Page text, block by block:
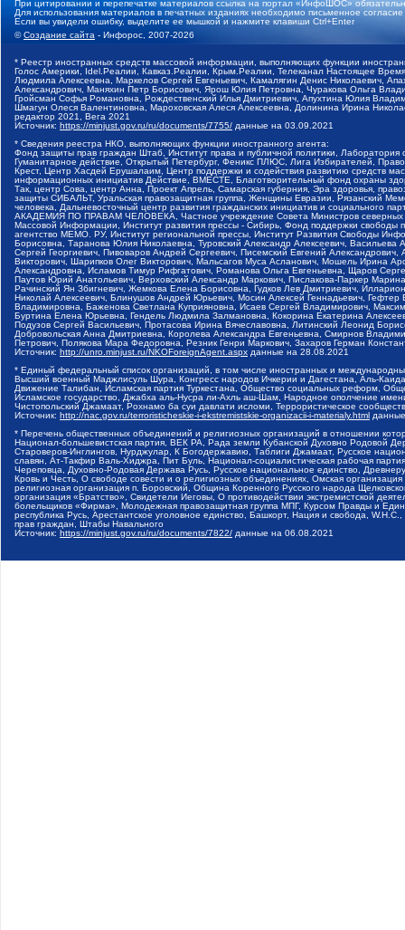
При цитировании и перепечатке материалов ссылка на портал «ИнфоШОС»
Для использования материалов в печатных изданиях необходимо письменное
Если вы увидели ошибку, выделите ее мышкой и нажмите клавиши Ctrl+Enter
©Создание сайта - Инфорос, 2007-2026
* Реестр иностранных средств массовой информации, выполняющих функции
Голос Америки, Idel.Реалии, Кавказ.Реалии, Крым.Реалии, Телеканал Настоящее
Людмила Алексеевна, Маркелов Сергей Евгеньевич, Камалягин Денис Николаевич,
Александрович, Маняхин Петр Борисович, Ярош Юлия Петровна, Чуракова Ольга
Гройсман Софья Романовна, Рождественский Илья Дмитриевич, Апухтина Юлия
Шмагун Олеся Валентиновна, Мароховская Алеся Алексеевна, Долинина Ирина
редактор 2021, Вега 2021
Источник: https://minjust.gov.ru/ru/documents/7755/ данные на 03.09.2021
* Сведения реестра НКО, выполняющих функции иностранного агента:
Фонд защиты прав граждан Штаб, Институт права и публичной политики,
Гуманитарное действие, Открытый Петербург, Феникс ПЛЮС, Лига Избирателей,
Крест, Центр Хасдей Ерушалаим, Центр поддержки и содействия развитию средств
информационных инициатив Действие, ВМЕСТЕ, Благотворительный фонд охраны
Так, центр Сова, центр Анна, Проект Апрель, Самарская губерния, Эра здоровья,
защиты СИБАЛЬТ, Уральская правозащитная группа, Женщины Евразии, Рязанский
человека, Дальневосточный центр развития гражданских инициатив и социального
АКАДЕМИЯ ПО ПРАВАМ ЧЕЛОВЕКА, Частное учреждение Совета Министров северных
Массовой Информации, Институт развития прессы - Сибирь, Фонд поддержки
агентство МЕМО. РУ, Институт региональной прессы, Институт Развития Свободы
Борисовна, Таранова Юлия Николаевна, Туровский Александр Алексеевич,
Сергей Георгиевич, Пивоваров Андрей Сергеевич, Писемский Евгений
Викторович, Шарипков Олег Викторович, Мальсагов Муса Асланович, Мошель Ирина
Александровна, Исламов Тимур Рифгатович, Романова Ольга Евгеньевна, Щаров
Паутов Юрий Анатольевич, Верховский Александр Маркович, Пислакова-Паркер
Рачинский Ян Збигневич, Жемкова Елена Борисовна, Гудков Лев Дмитриевич,
Николай Алексеевич, Блинушов Андрей Юрьевич, Мосин Алексей Геннадьевич,
Владимировна, Баженова Светлана Куприяновна, Исаев Сергей Владимирович,
Буртина Елена Юрьевна, Гендель Людмила Залмановна, Кокорина Екатерина
Подузов Сергей Васильевич, Протасова Ирина Вячеславовна, Литинский Леонид
Добровольская Анна Дмитриевна, Королева Александра Евгеньевна, Смирнов
Петрович, Полякова Мара Федоровна, Резник Генри Маркович, Захаров Герман
Источник: http://unro.minjust.ru/NKOForeignAgent.aspx данные на 28.08.2021
* Единый федеральный список организаций, в том числе иностранных и
Высший военный Маджлисуль Шура, Конгресс народов Ичкерии и Дагестана, Аль-
Движение Талибан, Исламская партия Туркестана, Общество социальных реформ,
Исламское государство, Джабха аль-Нусра ли-Ахль аш-Шам, Народное ополчение
Чистопольский Джамаат, Рохнамо ба суи давлати исломи, Террористическое
Источник: http://nac.gov.ru/terroristicheskie-i-ekstremistskie-organizacii-i-materialy.html
* Перечень общественных объединений и религиозных организаций в отношении
Национал-большевистская партия, ВЕК РА, Рада земли Кубанской Духовно Родовой
Староверов-Инглингов, Нурджулар, К Богодержавию, Таблиги Джамаат, Русское
славян, Ат-Такфир Валь-Хиджра, Пит Буль, Национал-социалистическая рабочая
Череповца, Духовно-Родовая Держава Русь, Русское национальное единство,
Кровь и Честь, О свободе совести и о религиозных объединениях, Омская
религиозная организация п. Боровский, Община Коренного Русского народа
организация «Братство», Свидетели Иеговы, О противодействии экстремистской
болельщиков «Фирма», Молодежная правозащитная группа МПГ, Курсом Правды и
республика Русь, Арестантское уголовное единство, Башкорт, Нация и свобода,
прав граждан, Штабы Навального
Источник: https://minjust.gov.ru/ru/documents/7822/ данные на 06.08.2021